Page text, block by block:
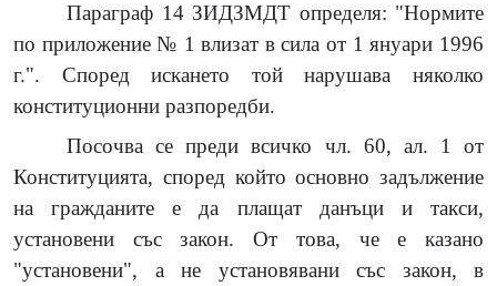
Параграф 14 ЗИДЗМДТ определя: "Нормите
по приложение № 1 влизат в сила от 1 януари 1996
г.". Според искането той нарушава няколко
конституционни разпоредби.
Посочва се преди всичко чл. 60, ал. 1 от
Конституцията, според който основно задължение
на гражданите е да плащат данъци и такси,
установени със закон. От това, че е казано
"установени", а не установявани със закон, в